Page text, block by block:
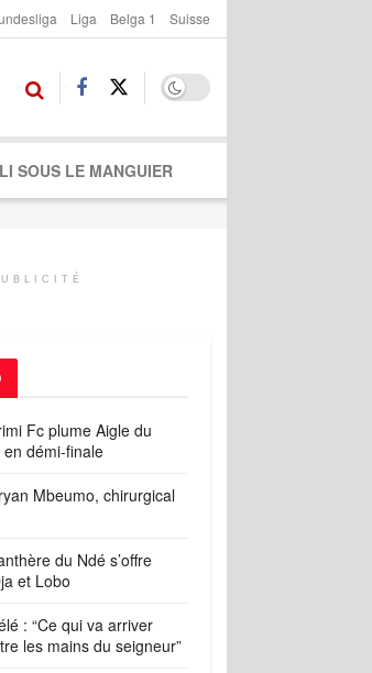
Liga Belga 1 Suisse
SOUS LE MANGUIER
Fc plume Aigle du
démi-finale
Mbeumo, chirurgical
du Ndé s’offre
et Lobo
: “Ce qui va arriver
les mains du seigneur”